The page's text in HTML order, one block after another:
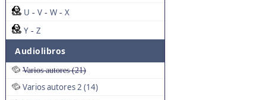
U - V - W - X
Y - Z
Audiolibros
Varios autores (21)
Varios autores 2 (14)